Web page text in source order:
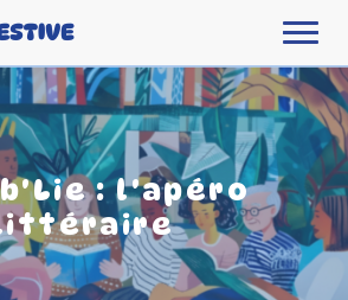
: l'apéro